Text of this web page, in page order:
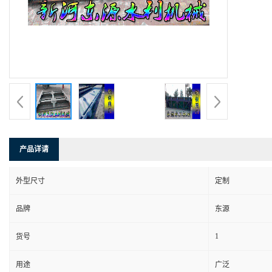
产品详请
外型尺寸 定制
品牌 东源
货号 1
用途 广泛